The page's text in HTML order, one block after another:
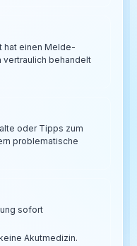
hat einen Melde-
vertraulich behandelt
oder Tipps zum
problematische
sofort
Akutmedizin.